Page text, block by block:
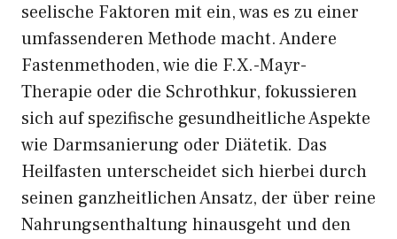
seelische Faktoren mit ein, was es zu einer
umfassenderen Methode macht. Andere
Fastenmethoden, wie die F.X.-Mayr-
Therapie oder die Schrothkur, fokussieren
sich auf spezifische gesundheitliche Aspekte
wie Darmsanierung oder Diätetik. Das
Heilfasten unterscheidet sich hierbei durch
seinen ganzheitlichen Ansatz, der über reine
Nahrungsenthaltung hinausgeht und den